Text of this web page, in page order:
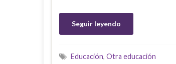
Seguir leyendo
Educación, Otra educación